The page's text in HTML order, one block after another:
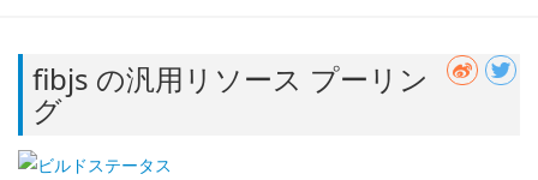
切
fibjs の汎用リソース プーリン
グ